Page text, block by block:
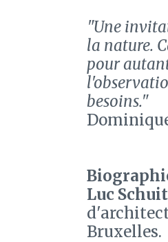
"Une
la nature.
pour
besoins."
Luc
Bruxelles.